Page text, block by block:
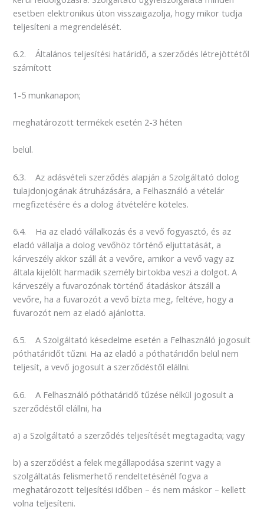
esetben elektronikus úton visszaigazolja, hogy mikor tudja
teljesíteni a megrendelését.
6.2. Általános teljesítési határidő, a szerződés létrejöttétől
számított
1-5 munkanapon;
meghatározott termékek esetén 2-3 héten
belül.
6.3. Az adásvételi szerződés alapján a Szolgáltató dolog
tulajdonjogának átruházására, a Felhasználó a vételár
megfizetésére és a dolog átvételére köteles.
6.4. Ha az eladó vállalkozás és a vevő fogyasztó, és az
eladó vállalja a dolog vevőhöz történő eljuttatását, a
kárveszély akkor száll át a vevőre, amikor a vevő vagy az
általa kijelölt harmadik személy birtokba veszi a dolgot. A
kárveszély a fuvarozónak történő átadáskor átszáll a
vevőre, ha a fuvarozót a vevő bízta meg, feltéve, hogy a
fuvarozót nem az eladó ajánlotta.
6.5. A Szolgáltató késedelme esetén a Felhasználó jogosult
póthatáridőt tűzni. Ha az eladó a póthatáridőn belül nem
teljesít, a vevő jogosult a szerződéstől elállni.
6.6. A Felhasználó póthatáridő tűzése nélkül jogosult a
szerződéstől elállni, ha
a) a Szolgáltató a szerződés teljesítését megtagadta; vagy
b) a szerződést a felek megállapodása szerint vagy a
szolgáltatás felismerhető rendeltetésénél fogva a
meghatározott teljesítési időben – és nem máskor – kellett
volna teljesíteni.